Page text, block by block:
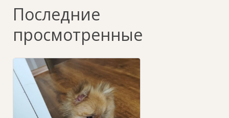
Последние
просмотренные